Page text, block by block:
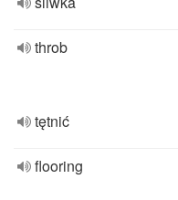
throb
tętnić
flooring